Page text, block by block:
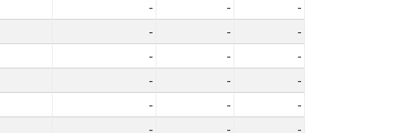
- -
-
- -
-
- -
-
- -
-
- -
-
- -
-